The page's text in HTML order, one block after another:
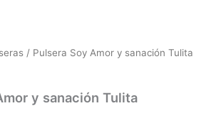
/ Pulsera Soy Amor y sanación Tulita
y sanación Tulita